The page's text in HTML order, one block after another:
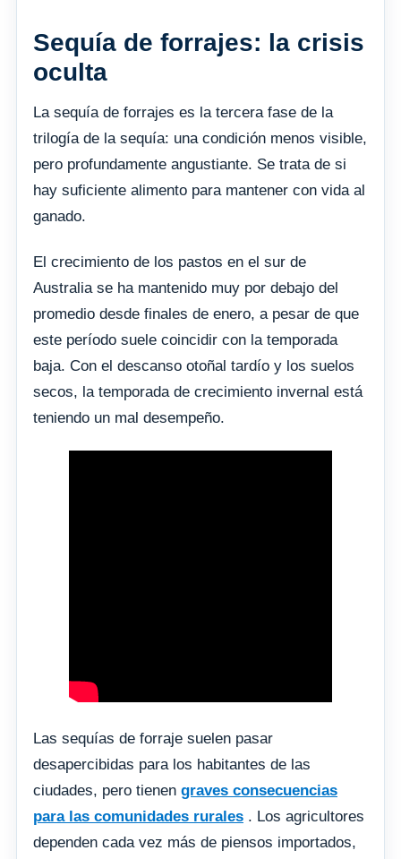
Sequía de forrajes: la crisis
oculta
La sequía de forrajes es la tercera fase de la
trilogía de la sequía: una condición menos visible,
pero profundamente angustiante. Se trata de si
hay suficiente alimento para mantener con vida al
ganado.
El crecimiento de los pastos en el sur de
Australia se ha mantenido muy por debajo del
promedio desde finales de enero, a pesar de que
este período suele coincidir con la temporada
baja. Con el descanso otoñal tardío y los suelos
secos, la temporada de crecimiento invernal está
teniendo un mal desempeño.
Las sequías de forraje suelen pasar
desapercibidas para los habitantes de las
ciudades, pero tienen graves consecuencias
para las comunidades rurales . Los agricultores
dependen cada vez más de piensos importados,